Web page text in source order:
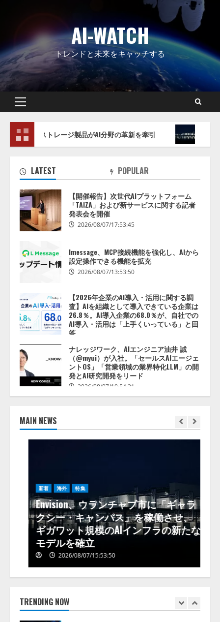
AI-WATCH
トレンドと未来をキャッチする
Primary
ジ製品がAI分野の革新を牽引 Envision、ウランチャブ
MAIN NEWS
新着 海外 特集
Envision、ウランチャブ市に「ギャラ
クシー・キャンパス」を稼働させ、
ギガワット規模のAIインフラの新たな
モデルを確立
2026/08/07/15:53:50
TRENDING NOW
2
世界初！0円で超薄型・タッチパッド・バ
ッテリー搭載キーボードPCを完全自作
3
FIFAワールドカップを見終えてDAZNを解約
しようとしたら、「一時停止」のほうが便
利だった話
2026/07/24/07:55:19
ソフトバンク回線解約後、My SoftBankに
ログインできなくても「新トクするサポー
ト」のiPhoneを店頭返却できた話
5
開発コンテストも開催
2026/07/18/07:02:31
1
日本初！日本通信の新ブランド「blue
mobile」料金・コース・プランを完全予測
2026/07/30/07:41:23
2
世界初！0円で超薄型・タッチパッド・バ
LATEST POPULAR
【開催報告】次世代AIプラットフォーム
「TAIZA」および新サービスに関する記者
発表会を開催
2026/08/07/17:53:45
lmessage、MCP接続機能を強化し、AIから
設定操作できる機能を拡充
2026/08/07/13:53:50
【2026年企業のAI導入・活用に関する調
査】AIを組織として導入できている企業は
26.8％。AI導入企業の68.0％が、自社での
AI導入・活用は「上手くいっている」と回
答
ナレッジワーク、AIエンジニア油井 誠
（@myui）が入社。「セールスAIエージェ
ントOS」「営業領域の業界特化LLM」の開
発とAI研究開発をリード
2026/08/07/10:54:31